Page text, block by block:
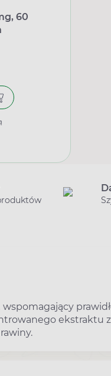
60
ekstraktu